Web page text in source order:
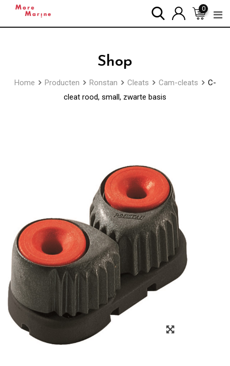
0
Shop
Home Producten Ronstan Cleats Cam-cleats
C-
cleat rood, small, zwarte basis
Zoom